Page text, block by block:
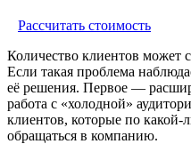
Рассчитать стоимость
Количество клиентов может
Если такая проблема
её решения. Первое —
работа с «холодной»
клиентов, которые по какой-
обращаться в компанию.